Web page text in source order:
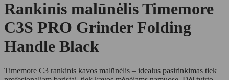
Rankinis malūnėlis Timemore
C3S PRO Grinder Folding
Handle Black
Timemore C3 rankinis kavos malūnėlis – idealus pasirinkimas tiek